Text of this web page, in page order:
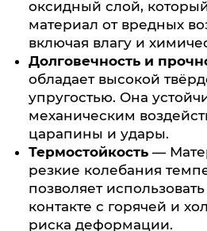
оксидный слой,
материал от вредных
включая влагу и
Долговечность и
обладает высокой
упругостью. Она
механическим
царапины и удары.
Термостойкость —
резкие колебания
позволяет
контакте с горячей и
риска деформации.